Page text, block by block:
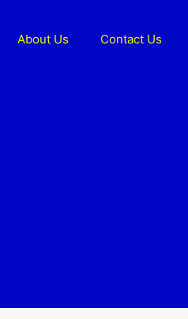
About Us Contact Us